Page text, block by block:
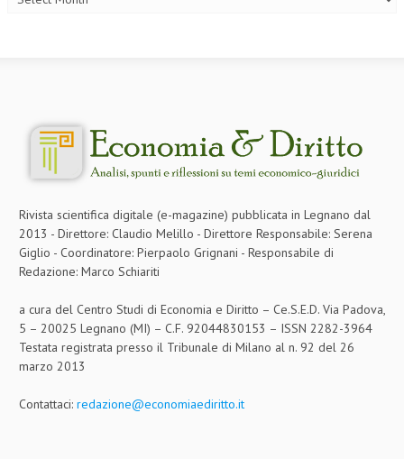
Rivista scientifica digitale (e-magazine) pubblicata in Legnano dal
2013 - Direttore: Claudio Melillo - Direttore Responsabile: Serena
Giglio - Coordinatore: Pierpaolo Grignani - Responsabile di
Redazione: Marco Schiariti
a cura del Centro Studi di Economia e Diritto – Ce.S.E.D. Via Padova,
5 – 20025 Legnano (MI) – C.F. 92044830153 – ISSN 2282-3964
Testata registrata presso il Tribunale di Milano al n. 92 del 26
marzo 2013
Contattaci: redazione@economiaediritto.it